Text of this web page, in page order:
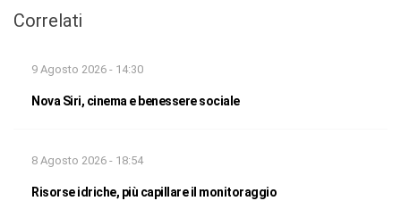
Correlati
9 Agosto 2026 - 14:30
Nova Siri, cinema e benessere sociale
8 Agosto 2026 - 18:54
Risorse idriche, più capillare il monitoraggio